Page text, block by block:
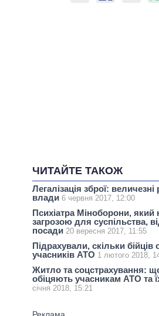
ЧИТАЙТЕ ТАКОЖ
Легалізація зброї:
влади 6 червня 2017, 12:00
Психіатра Міноборони, який
загрозою для суспільства,
посади 20 вересня 2017, 11:55
Підрахували, скільки бійців
учасників АТО 1 лютого 2018,
Житло та соцстрахування:
обіцяють учасникам АТО та
січня 2018, 15:21